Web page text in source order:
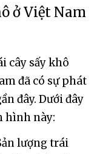
ở Việt Nam
cây sấy khô
đã có sự phát
đây. Dưới đây
hình này:
lượng trái